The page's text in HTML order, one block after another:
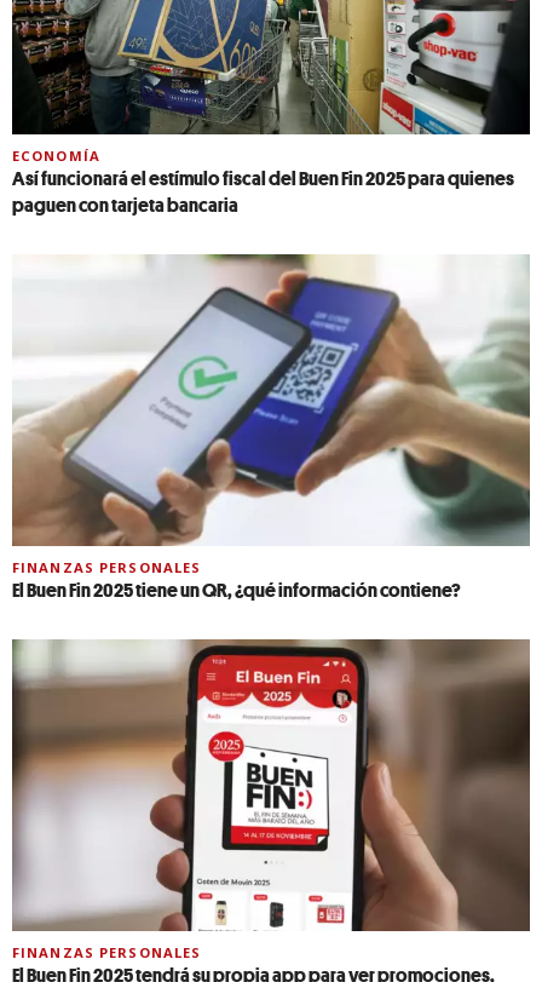
ECONOMÍA
Así funcionará el estímulo fiscal del Buen Fin 2025 para quienes
paguen con tarjeta bancaria
FINANZAS PERSONALES
El Buen Fin 2025 tiene un QR, ¿qué información contiene?
FINANZAS PERSONALES
El Buen Fin 2025 tendrá su propia app para ver promociones,